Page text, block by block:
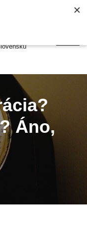
Áno,